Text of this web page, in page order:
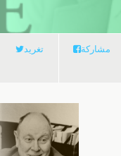
مشاركة تغريد